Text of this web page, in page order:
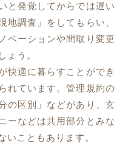
と発覚してからでは遅い
地調査」をしてもらい、
ベーションや間取り変更
ょう。
快適に暮らすことができ
れています。管理規約の
の区別」などがあり、玄
ーなどは共用部分とみな
いこともあります。